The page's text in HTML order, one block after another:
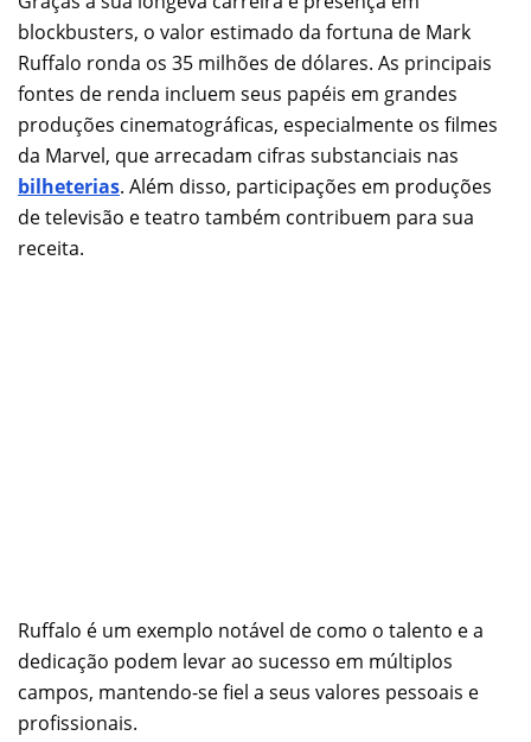
blockbusters, o valor estimado da fortuna de Mark
Ruffalo ronda os 35 milhões de dólares. As principais
fontes de renda incluem seus papéis em grandes
produções cinematográficas, especialmente os filmes
da Marvel, que arrecadam cifras substanciais nas
bilheterias. Além disso, participações em produções
de televisão e teatro também contribuem para sua
receita.
Ruffalo é um exemplo notável de como o talento e a
dedicação podem levar ao sucesso em múltiplos
campos, mantendo-se fiel a seus valores pessoais e
profissionais.